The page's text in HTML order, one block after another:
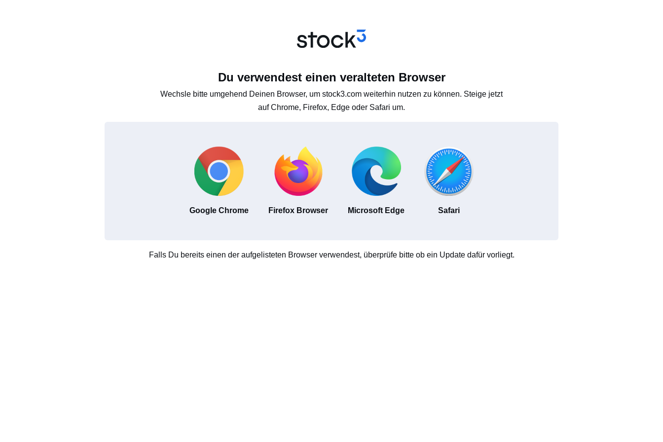
Du verwendest einen veralteten Browser
Wechsle bitte umgehend Deinen Browser, um stock3.com weiterhin nutzen zu können. Steige jetzt
auf Chrome, Firefox, Edge oder Safari um.
Google Chrome Firefox Browser Microsoft Edge Safari
Falls Du bereits einen der aufgelisteten Browser verwendest, überprüfe bitte ob ein Update dafür vorliegt.